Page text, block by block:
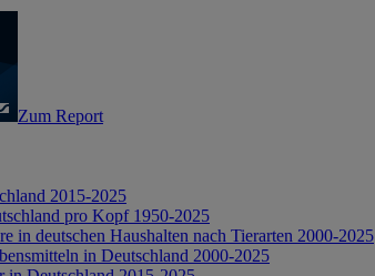
Zum Report
2015-2025
pro Kopf 1950-2025
in deutschen Haushalten nach Tierarten 2000-2025
in Deutschland 2000-2025